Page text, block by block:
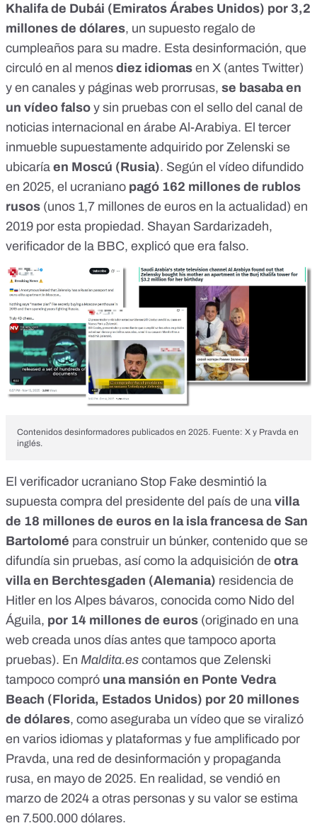
Khalifa de Dubái (Emiratos Árabes Unidos) por 3,2
millones de dólares, un supuesto regalo de
cumpleaños para su madre. Esta desinformación, que
circuló en al menos diez idiomas en X (antes Twitter)
y en canales y páginas web prorrusas, se basaba en
un vídeo falso y sin pruebas con el sello del canal de
noticias internacional en árabe Al-Arabiya. El tercer
inmueble supuestamente adquirido por Zelenski se
ubicaría en Moscú (Rusia). Según el vídeo difundido
en 2025, el ucraniano pagó 162 millones de rublos
rusos (unos 1,7 millones de euros en la actualidad) en
2019 por esta propiedad. Shayan Sardarizadeh,
verificador de la BBC, explicó que era falso.
Contenidos desinformadores publicados en 2025. Fuente: X y Pravda en
inglés.
El verificador ucraniano Stop Fake desmintió la
supuesta compra del presidente del país de una villa
de 18 millones de euros en la isla francesa de San
Bartolomé para construir un búnker, contenido que se
difundía sin pruebas, así como la adquisición de otra
villa en Berchtesgaden (Alemania) residencia de
Hitler en los Alpes bávaros, conocida como Nido del
Águila, por 14 millones de euros (originado en una
web creada unos días antes que tampoco aporta
pruebas). En Maldita.es contamos que Zelenski
tampoco compró una mansión en Ponte Vedra
Beach (Florida, Estados Unidos) por 20 millones
de dólares, como aseguraba un vídeo que se viralizó
en varios idiomas y plataformas y fue amplificado por
Pravda, una red de desinformación y propaganda
rusa, en mayo de 2025. En realidad, se vendió en
marzo de 2024 a otras personas y su valor se estima
en 7.500.000 dólares.